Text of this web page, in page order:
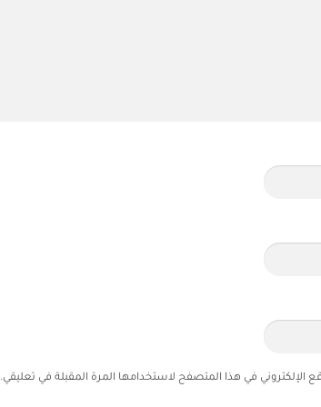
الإلكتروني في هذا المتصفح لاستخدامها المرة المقبلة في تعليقي.